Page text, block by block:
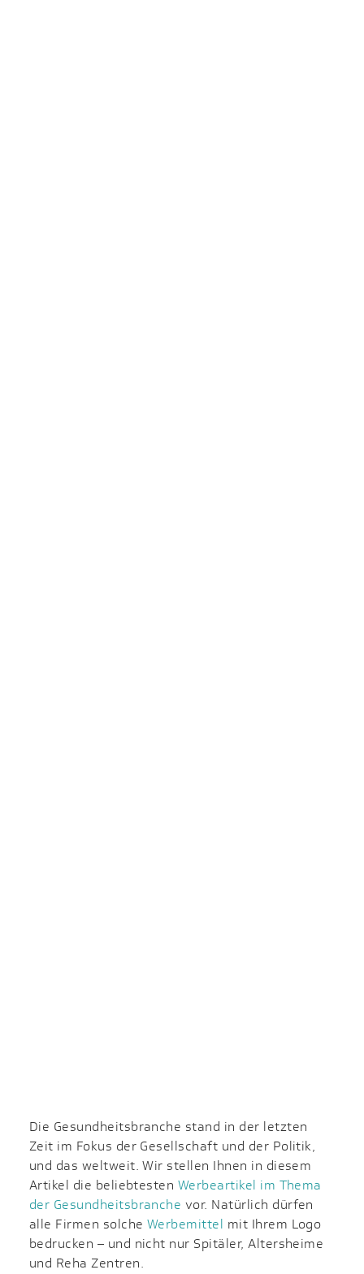
Die Gesundheitsbranche stand in der letzten
Zeit im Fokus der Gesellschaft und der Politik,
und das weltweit. Wir stellen Ihnen in diesem
Artikel die beliebtesten Werbeartikel im Thema
der Gesundheitsbranche vor. Natürlich dürfen
alle Firmen solche Werbemittel mit Ihrem Logo
bedrucken – und nicht nur Spitäler, Altersheime
und Reha Zentren.